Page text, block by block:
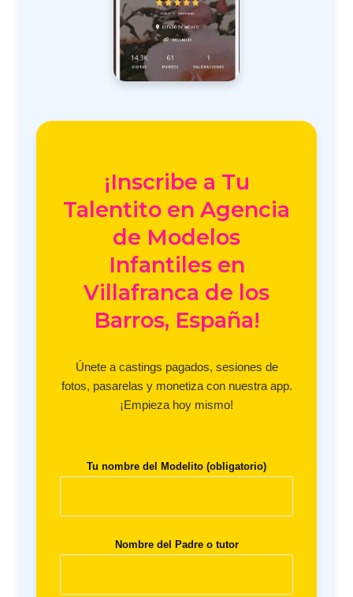
¡Inscribe a Tu
Talentito en Agencia
de Modelos
Infantiles en
Villafranca de los
Barros, España!
Únete a castings pagados, sesiones de
fotos, pasarelas y monetiza con nuestra app.
¡Empieza hoy mismo!
Tu nombre del Modelito (obligatorio)
Nombre del Padre o tutor